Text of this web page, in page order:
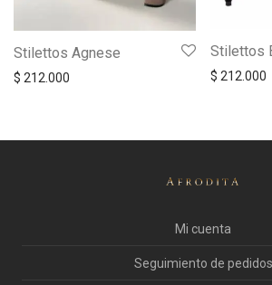
Stilettos Agnese
$ 212.000
Stilettos
$ 212.000
Mi cuenta
Seguimiento de pedidos